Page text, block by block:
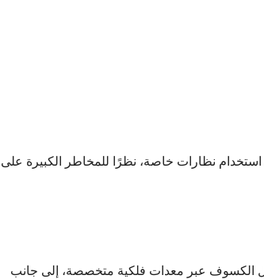
نظارات خاصة، نظرًا للمخاطر الكبيرة على
من رصد مراحل الكسوف عبر معدات فلكية متخصصة، إلى جانب